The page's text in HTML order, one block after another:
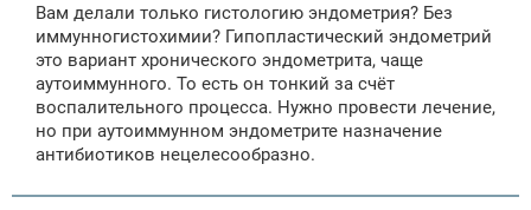
Вам делали только гистологию эндометрия? Без
иммунногистохимии? Гипопластический эндометрий
это вариант хронического эндометрита, чаще
аутоиммунного. То есть он тонкий за счёт
воспалительного процесса. Нужно провести лечение,
но при аутоиммунном эндометрите назначение
антибиотиков нецелесообразно.